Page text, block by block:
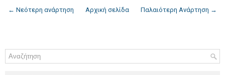
← Νεότερη ανάρτηση Παλαιότερη Ανάρτηση →
Αρχική σελίδα